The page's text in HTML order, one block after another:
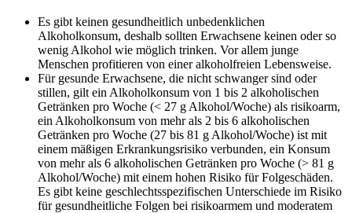
Es gibt keinen gesundheitlich unbedenklichen
Alkoholkonsum, deshalb sollten Erwachsene keinen oder so
wenig Alkohol wie möglich trinken. Vor allem junge
Menschen profitieren von einer alkoholfreien Lebensweise.
Für gesunde Erwachsene, die nicht schwanger sind oder
stillen, gilt ein Alkoholkonsum von 1 bis 2 alkoholischen
Getränken pro Woche (< 27 g Alkohol/Woche) als risikoarm,
ein Alkoholkonsum von mehr als 2 bis 6 alkoholischen
Getränken pro Woche (27 bis 81 g Alkohol/Woche) ist mit
einem mäßigen Erkrankungsrisiko verbunden, ein Konsum
von mehr als 6 alkoholischen Getränken pro Woche (> 81 g
Alkohol/Woche) mit einem hohen Risiko für Folgeschäden.
Es gibt keine geschlechtsspezifischen Unterschiede im Risiko
für gesundheitliche Folgen bei risikoarmem und moderatem